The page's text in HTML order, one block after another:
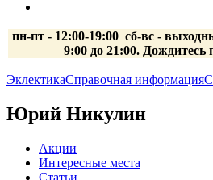
пн-пт - 12:00-19:00 сб-вс -
9:00 до 21:00. Дождитесь
ЭклектикаСправочная информация
Юрий Никулин
Акции
Интересные места
Статьи